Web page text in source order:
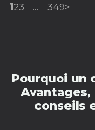
123 ... 349>
Pourquoi un
conseils